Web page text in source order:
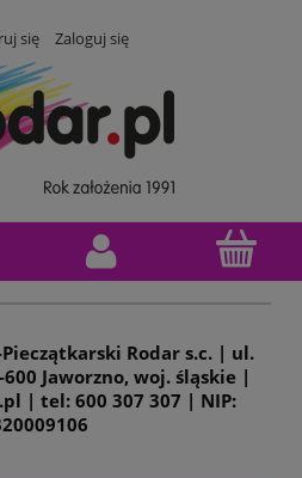
się Zaloguj się
Rodar s.c. | ul.
Jaworzno, woj. śląskie |
| tel: 600 307 307 | NIP: